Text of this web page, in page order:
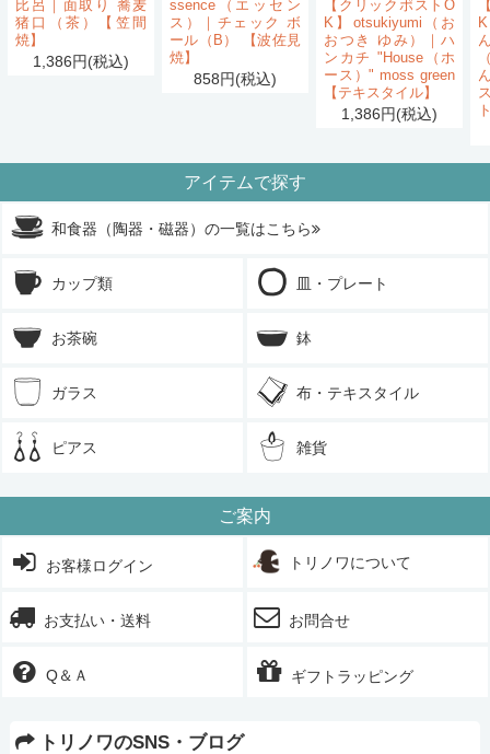
比呂｜面取り 蕎麦
猪口（茶）【笠間
焼】
1,386円(税込)
ssence（エッセン
ス）｜チェック ボ
ール（B） 【波佐見
焼】
858円(税込)
【クリックポストO
K】otsukiyumi（お
おつき ゆみ）｜ハ
ンカチ "House（ホ
ース）" moss green
【テキスタイル】
1,386円(税込)
アイテムで探す
和食器（陶器・磁器）の一覧はこちら
カップ類 皿・プレート
お茶碗 鉢
ガラス 布・テキスタイル
ピアス 雑貨
ご案内
お客様ログイン トリノワについて
お支払い・送料 お問合せ
Q＆Ａ ギフトラッピング
トリノワのSNS・ブログ